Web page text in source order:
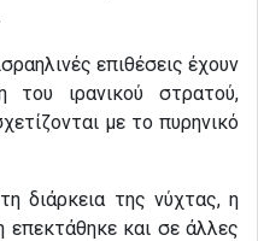
επιθέσεις έχουν
του ιρανικού στρατού,
με το πυρηνικό
διάρκεια της νύχτας, η
επεκτάθηκε και σε άλλες